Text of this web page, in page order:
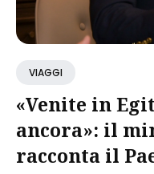
VIAGGI
«Venite in
ancora»: il
racconta il